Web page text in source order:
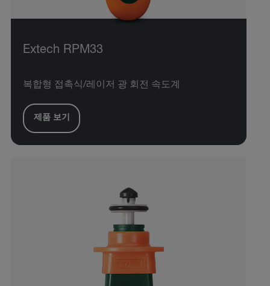
Extech RPM33
복합형 접촉식/레이저 광 회전 속도계
제품 보기